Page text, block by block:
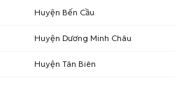
Huyện Bến Cầu
Huyện Dương Minh Châu
Huyện Tân Biên